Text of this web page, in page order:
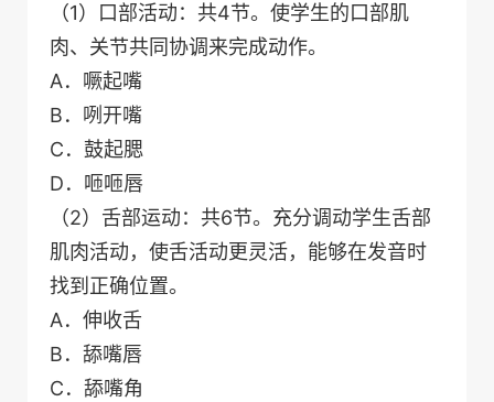
（1）口部活动：共4节。使学生的口部肌
肉、关节共同协调来完成动作。
A．噘起嘴
B．咧开嘴
C．鼓起腮
D．咂咂唇
（2）舌部运动：共6节。充分调动学生舌部
肌肉活动，使舌活动更灵活，能够在发音时
找到正确位置。
A．伸收舌
B．舔嘴唇
C．舔嘴角